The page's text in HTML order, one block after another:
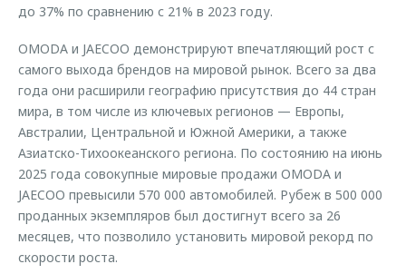
до 37% по сравнению с 21% в 2023 году.
OMODA и JAECOO демонстрируют впечатляющий рост с
самого выхода брендов на мировой рынок. Всего за два
года они расширили географию присутствия до 44 стран
мира, в том числе из ключевых регионов — Европы,
Австралии, Центральной и Южной Америки, а также
Азиатско-Тихоокеанского региона. По состоянию на июнь
2025 года совокупные мировые продажи OMODA и
JAECOO превысили 570 000 автомобилей. Рубеж в 500 000
проданных экземпляров был достигнут всего за 26
месяцев, что позволило установить мировой рекорд по
скорости роста.